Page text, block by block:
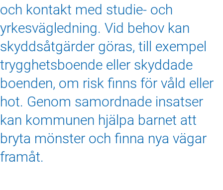
och kontakt med studie‑ och
yrkesvägledning. Vid behov kan
skyddsåtgärder göras, till exempel
trygghetsboende eller skyddade
boenden, om risk finns för våld eller
hot. Genom samordnade insatser
kan kommunen hjälpa barnet att
bryta mönster och finna nya vägar
framåt.